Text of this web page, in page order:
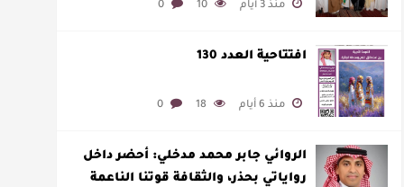
منذ 3 أيام 10
0
افتتاحية العدد 130
منذ 6 أيام 18
0
الروائي جابر محمد مدخلي: أحضر داخل
رواياتي بحذر، والثقافة قوتنا الناعمة